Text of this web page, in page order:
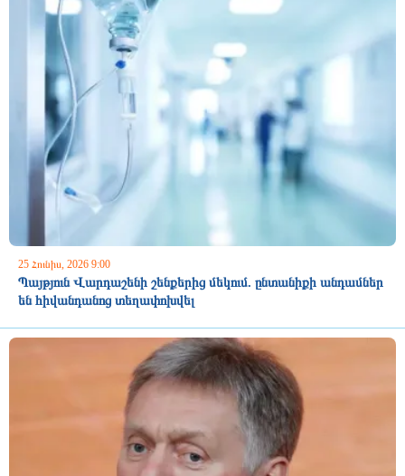
25 Հունիս, 2026 9:00
Պայթյուն Վարդաշենի շենքերից մեկում. ընտանիքի անդամներ
են հիվանդանոց տեղափոխվել